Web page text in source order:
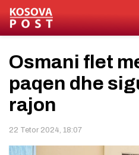
Osmani flet
paqen dhe
rajon
22 Tetor 2024, 18:07